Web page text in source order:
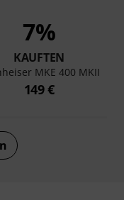
7%
KAUFTEN
MKE 400 MKII
149 €